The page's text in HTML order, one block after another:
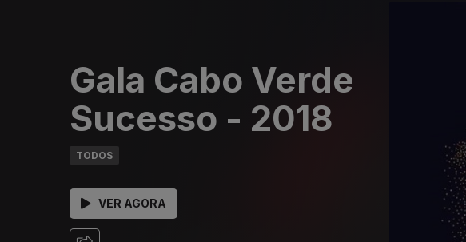
Gala Cabo Verde
Sucesso - 2018
TODOS
VER AGORA